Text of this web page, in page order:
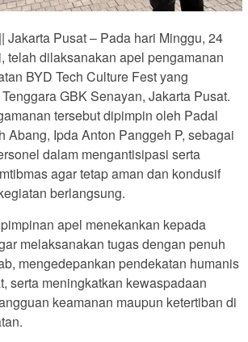
Jakarta Pusat – Pada hari Minggu, 24
telah dilaksanakan apel pengamanan
BYD Tech Culture Fest yang
GBK Senayan, Jakarta Pusat.
tersebut dipimpin oleh Padal
Abang, Ipda Anton Panggeh P, sebagai
dalam mengantisipasi serta
agar tetap aman dan kondusif
berlangsung.
apel menekankan kepada
melaksanakan tugas dengan penuh
mengedepankan pendekatan humanis
serta meningkatkan kewaspadaan
keamanan maupun ketertiban di